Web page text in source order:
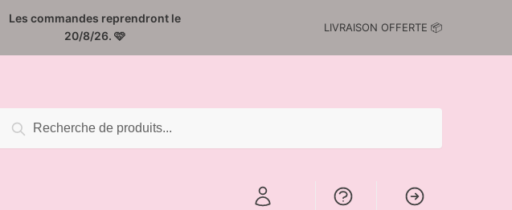
Les commandes reprendront le
20/8/26. 🩷
LIVRAISON OFFERTE 📦
pour :
Recherche